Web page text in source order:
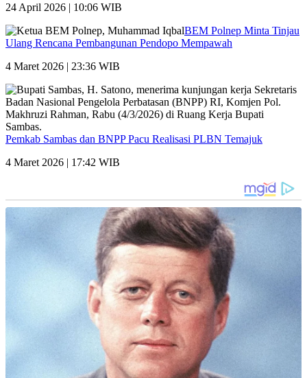
24 April 2026 | 10:06 WIB
BEM Polnep Minta Tinjau
Ulang Rencana Pembangunan Pendopo Mempawah
4 Maret 2026 | 23:36 WIB
Pemkab Sambas dan BNPP Pacu Realisasi PLBN Temajuk
4 Maret 2026 | 17:42 WIB